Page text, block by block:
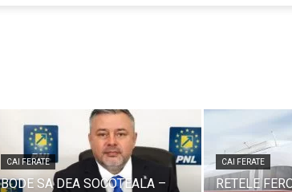
CAI FERATE
BODE SA DEA SOCOTEALA –
CAI FERATE
RETELE